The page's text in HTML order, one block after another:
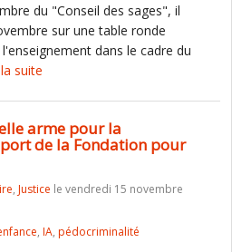
du "Conseil des sages", il
sur une table ronde
dans le cadre du
suite
arme pour la
de la Fondation pour
, Justice le vendredi 15 novembre
, IA, pédocriminalité